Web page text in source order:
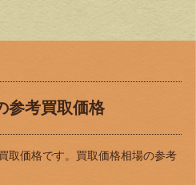
参考買取価格
取価格です。買取価格相場の参考